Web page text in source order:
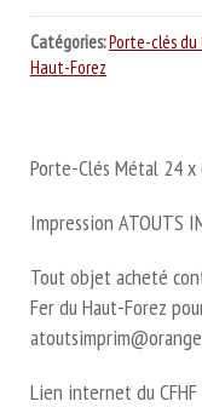
Catégories:Porte-clés du
Haut-Forez
Porte-Clés Métal 24 x
Impression ATOUTS
Tout objet acheté
Fer du Haut-Forez
Lien internet du